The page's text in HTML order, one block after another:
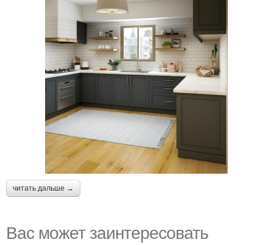
читать дальше →
Вас может заинтересовать